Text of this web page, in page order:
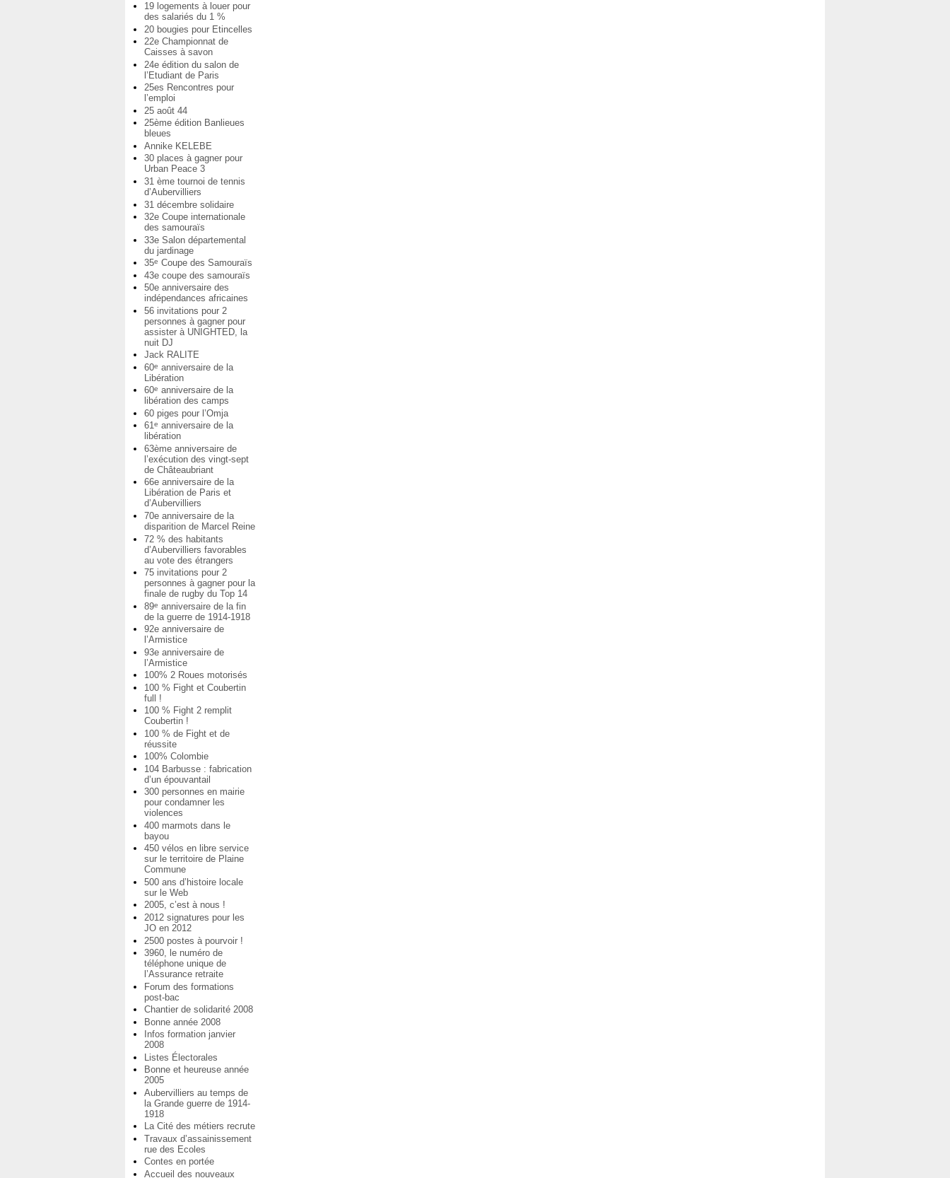
19 logements à louer pour
des salariés du 1 %
20 bougies pour Etincelles
22e Championnat de
Caisses à savon
24e édition du salon de
l’Etudiant de Paris
25es Rencontres pour
l’emploi
25 août 44
25ème édition Banlieues
bleues
Annike KELEBE
30 places à gagner pour
Urban Peace 3
31 ème tournoi de tennis
d’Aubervilliers
31 décembre solidaire
32e Coupe internationale
des samouraïs
33e Salon départemental
du jardinage
35e Coupe des Samouraïs
43e coupe des samouraïs
50e anniversaire des
indépendances africaines
56 invitations pour 2
personnes à gagner pour
assister à UNIGHTED, la
nuit DJ
Jack RALITE
60e anniversaire de la
Libération
60e anniversaire de la
libération des camps
60 piges pour l’Omja
61e anniversaire de la
libération
63ème anniversaire de
l’exécution des vingt-sept
de Châteaubriant
66e anniversaire de la
Libération de Paris et
d’Aubervilliers
70e anniversaire de la
disparition de Marcel Reine
72 % des habitants
d’Aubervilliers favorables
au vote des étrangers
75 invitations pour 2
personnes à gagner pour la
finale de rugby du Top 14
89e anniversaire de la fin
de la guerre de 1914-1918
92e anniversaire de
l’Armistice
93e anniversaire de
l’Armistice
100% 2 Roues motorisés
100 % Fight et Coubertin
full !
100 % Fight 2 remplit
Coubertin !
100 % de Fight et de
réussite
100% Colombie
104 Barbusse : fabrication
d’un épouvantail
300 personnes en mairie
pour condamner les
violences
400 marmots dans le
bayou
450 vélos en libre service
sur le territoire de Plaine
Commune
500 ans d’histoire locale
sur le Web
2005, c’est à nous !
2012 signatures pour les
JO en 2012
2500 postes à pourvoir !
3960, le numéro de
téléphone unique de
l’Assurance retraite
Forum des formations
post-bac
Chantier de solidarité 2008
Bonne année 2008
Infos formation janvier
2008
Listes Électorales
Bonne et heureuse année
2005
Aubervilliers au temps de
la Grande guerre de 1914-
1918
La Cité des métiers recrute
Travaux d’assainissement
rue des Ecoles
Contes en portée
Accueil des nouveaux